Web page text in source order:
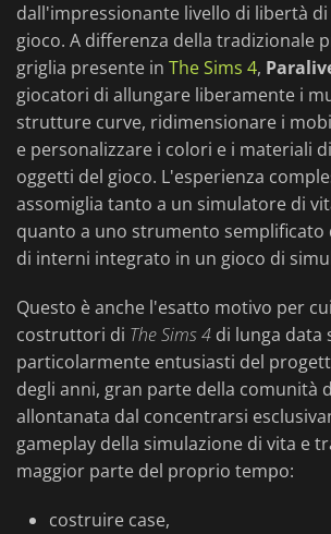
dall'impressionante livello di libertà
gioco. A differenza della tradizionale
griglia presente in The Sims 4,
giocatori di allungare liberamente i
strutture curve, ridimensionare i
e personalizzare i colori e i materiali
oggetti del gioco. L'esperienza
assomiglia tanto a un simulatore di
quanto a uno strumento
di interni integrato in un gioco di
Questo è anche l'esatto motivo per
costruttori di The Sims 4 di lunga data
particolarmente entusiasti del
degli anni, gran parte della comunità
allontanata dal concentrarsi
gameplay della simulazione di vita e
maggior parte del proprio tempo:
costruire case,